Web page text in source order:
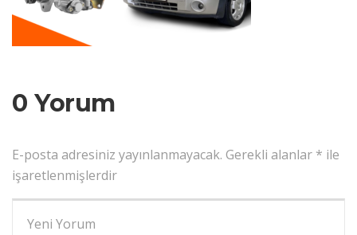
0 Yorum
E-posta adresiniz yayınlanmayacak. Gerekli alanlar * ile
işaretlenmişlerdir